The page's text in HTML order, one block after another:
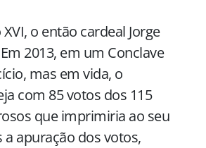
o então cardeal Jorge
2013, em um Conclave
mas em vida, o
com 85 votos dos 115
que imprimiria ao seu
apuração dos votos,